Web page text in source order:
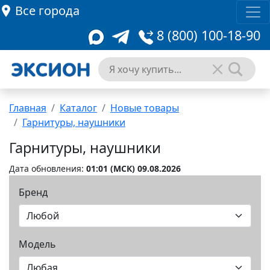
Все города
8 (800) 100-18-90
Главная Каталог
Новые товары
Гарнитуры, наушники
Гарнитуры, наушники
Дата обновления: 01:01 (MCК) 09.08.2026
Бренд
Модель